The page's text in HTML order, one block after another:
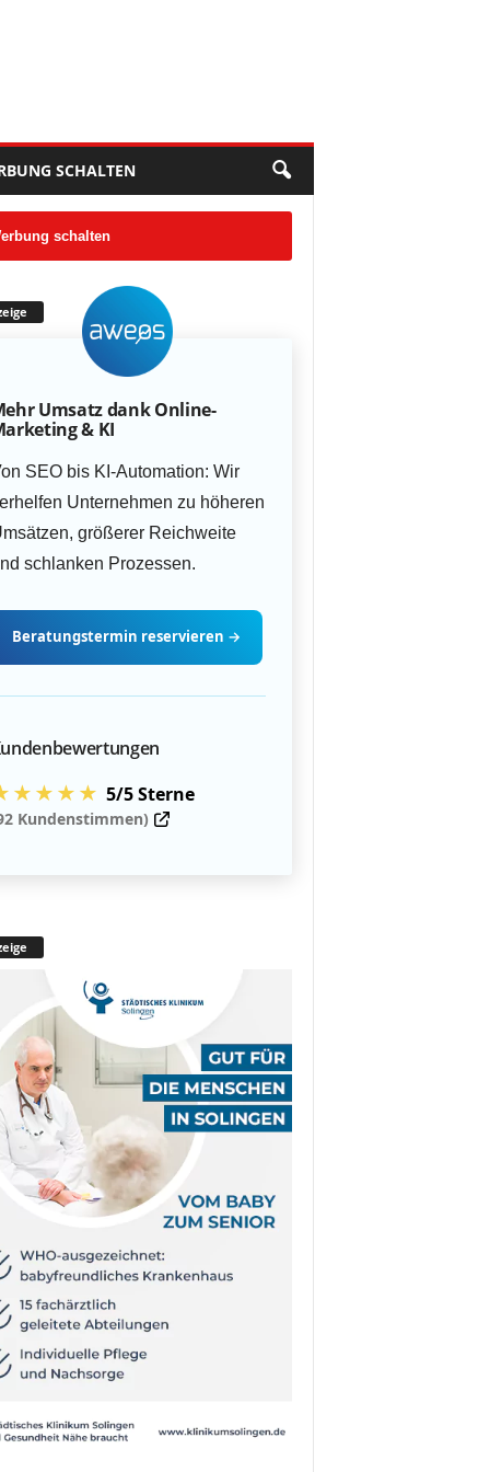
SCHALTEN
schalten
Umsatz dank Online-
& KI
SEO bis KI-Automation: Wir
Unternehmen zu höheren
größerer Reichweite
schlanken Prozessen.
Beratungstermin reservieren →
5/5 Sterne
Kundenstimmen)